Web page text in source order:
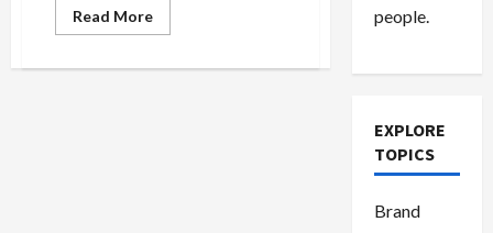
Read MoreRead
more
Basah:
people.
EXPLORE
TOPICS
Brand